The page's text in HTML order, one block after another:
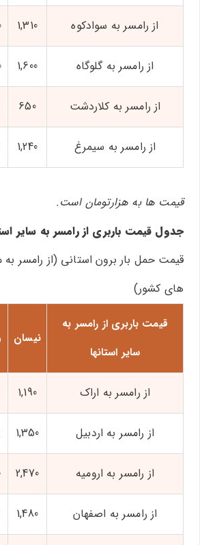
از رامسر به سوادکوه 1,310
از رامسر به گلوگاه 1,600
از رامسر به کلاردشت 650
از رامسر به سیمرغ 1,240
قیمت ها به هزارتومان است.
جدول قیمت باربری از رامسر به سایر
قیمت حمل بار برون استانی (از رامسر به
های کشور)
قیمت باربری از رامسر به
سایر استانها
نیسان
از رامسر به اراک 1,190
از رامسر به اردبیل 1,350
از رامسر به ارومیه 2,470
از رامسر به اصفهان 1,480